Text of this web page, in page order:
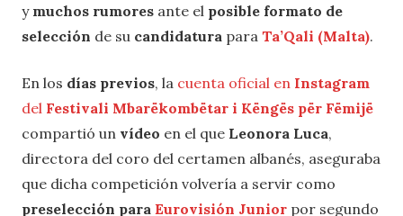
y muchos rumores ante el posible formato de
selección de su candidatura para Ta’Qali (Malta).
En los días previos, la cuenta oficial en Instagram
del Festivali Mbarëkombëtar i Këngës për Fëmijë
compartió un vídeo en el que Leonora Luca,
directora del coro del certamen albanés, aseguraba
que dicha competición volvería a servir como
preselección para Eurovisión Junior por segundo